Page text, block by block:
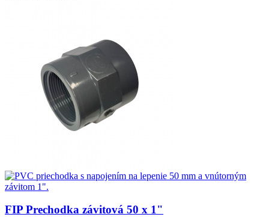
FIP Prechodka závitová 50 x 1"